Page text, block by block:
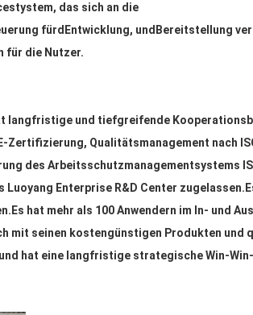
das sich an die
fürd Entwicklung, und Bereitstellung
für die Nutzer.
langfristige und tiefgreifende
Zertifizierung, Qualitätsmanagement nach
des Arbeitsschutzmanagementsystems
Enterprise R&D Center
hat mehr als 100 Anwendern im In- und
mit seinen kostengünstigen Produkten und
hat eine langfristige strategische Win-Win-